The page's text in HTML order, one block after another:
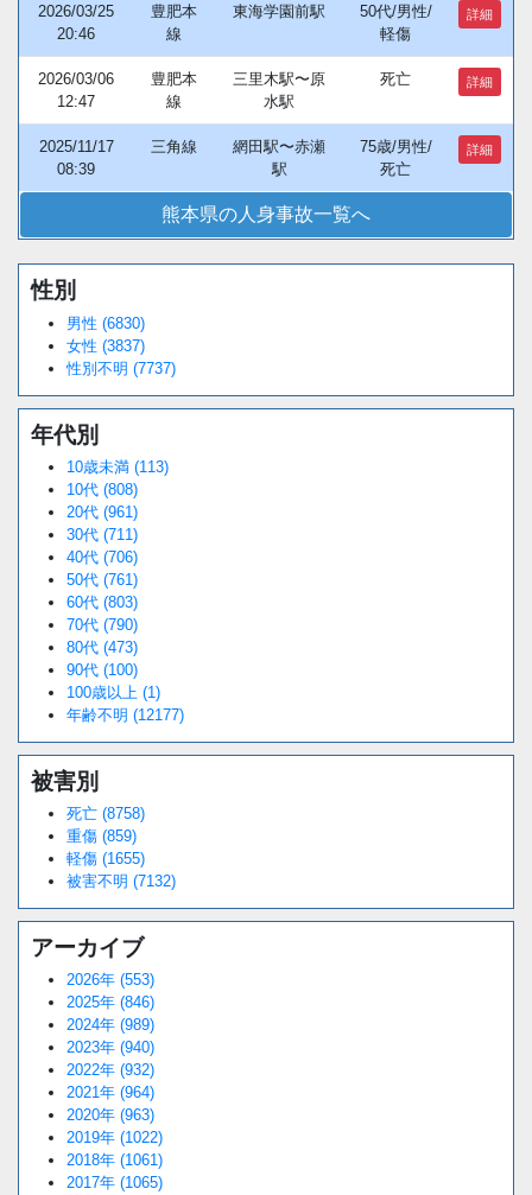
2026/03/25
20:46
豊肥本
線
東海学園前駅
50代/男性/
軽傷
詳細
2026/03/06
12:47
豊肥本
線
三里木駅〜原
水駅
死亡 詳細
2025/11/17
08:39
三角線
網田駅〜赤瀬
駅
75歳/男性/
死亡
詳細
熊本県の人身事故一覧へ
性別
男性 (6830)
女性 (3837)
性別不明 (7737)
年代別
10歳未満 (113)
10代 (808)
20代 (961)
30代 (711)
40代 (706)
50代 (761)
60代 (803)
70代 (790)
80代 (473)
90代 (100)
100歳以上 (1)
年齢不明 (12177)
被害別
死亡 (8758)
重傷 (859)
軽傷 (1655)
被害不明 (7132)
アーカイブ
2026年 (553)
2025年 (846)
2024年 (989)
2023年 (940)
2022年 (932)
2021年 (964)
2020年 (963)
2019年 (1022)
2018年 (1061)
2017年 (1065)